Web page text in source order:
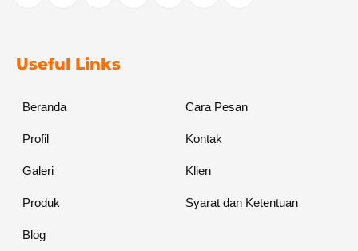
Useful Links
Beranda
Profil
Galeri
Produk
Blog
Cara Pesan
Kontak
Klien
Syarat dan Ketentuan